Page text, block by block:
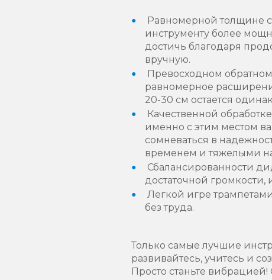
Равномерной толщине
инструменту более
достичь благодаря
вручную.
Превосходном
равномерное
20-30 см остается
Качественной
именно с этим местом
сомневаться в
временем и тяжелыми
Сбалансированности
достаточной
Легкой игре
без труда.
Только самые лучшие
развивайтесь, учитесь и
Просто станьте